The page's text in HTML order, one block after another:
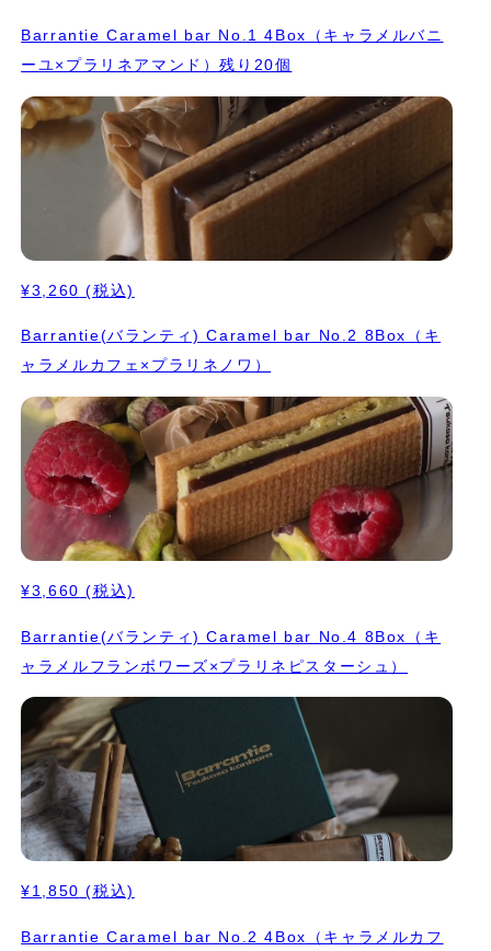
Barrantie Caramel bar No.1 4Box（キャラメルバニ
ーユ×プラリネアマンド）残り20個
¥3,260 (税込)
Barrantie(バランティ) Caramel bar No.2 8Box（キ
ャラメルカフェ×プラリネノワ）
¥3,660 (税込)
Barrantie(バランティ) Caramel bar No.4 8Box（キ
ャラメルフランボワーズ×プラリネピスターシュ）
¥1,850 (税込)
Barrantie Caramel bar No.2 4Box（キャラメルカフ